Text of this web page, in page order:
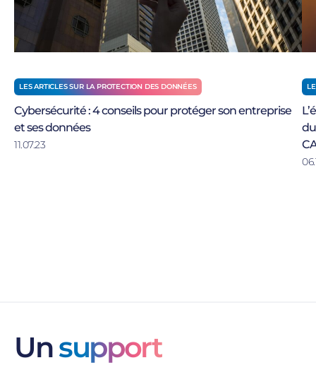
LES ARTICLES SUR LA PROTECTION DES DONNÉES
Cybersécurité : 4 conseils pour protéger son entreprise
et ses données
11.07.23
Unsupport